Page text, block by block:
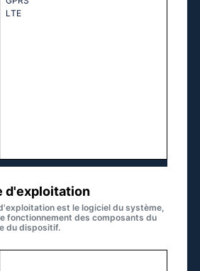
LТЕ
d'exploitation
est le logiciel du système,
fonctionnement des composants du
du dispositif.